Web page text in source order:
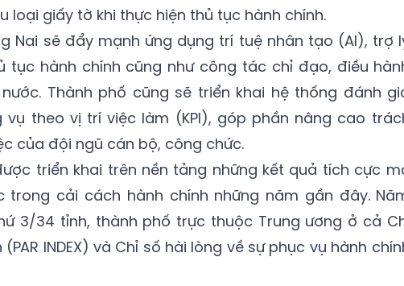
loại giấy tờ khi thực hiện thủ tục hành chính.
Nai sẽ đẩy mạnh ứng dụng trí tuệ nhân tạo (AI), trợ
tục hành chính cũng như công tác chỉ đạo, điều
Thành phố cũng sẽ triển khai hệ thống đánh
vụ theo vị trí việc làm (KPI), góp phần nâng cao
của đội ngũ cán bộ, công chức.
triển khai trên nền tảng những kết quả tích cực
cải cách hành chính những năm gần đây.
3/34 tỉnh, thành phố trực thuộc Trung ương ở cả
INDEX) và Chỉ số hài lòng về sự phục vụ hành